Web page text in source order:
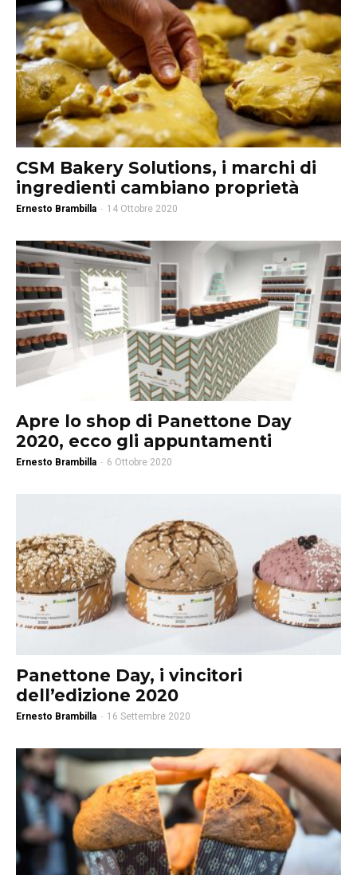
CSM Bakery Solutions, i marchi di
ingredienti cambiano proprietà
Ernesto Brambilla - 14 Ottobre 2020
Apre lo shop di Panettone Day
2020, ecco gli appuntamenti
Ernesto Brambilla - 6 Ottobre 2020
Panettone Day, i vincitori
dell’edizione 2020
Ernesto Brambilla - 16 Settembre 2020